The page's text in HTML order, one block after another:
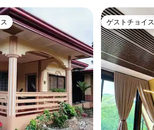
ゲストチョイス
ゲストチョイス